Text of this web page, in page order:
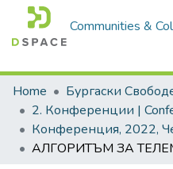
Communities &
Home